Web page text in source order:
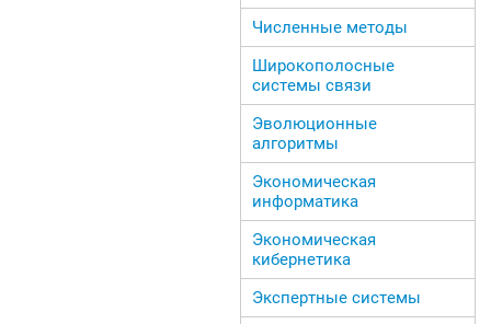
Численные методы
Широкополосные
системы связи
Эволюционные
алгоритмы
Экономическая
информатика
Экономическая
кибернетика
Экспертные системы